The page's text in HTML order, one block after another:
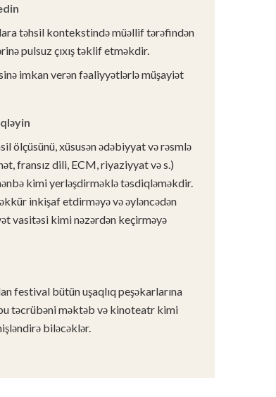
təhsil kontekstində müəllif tərəfindən
pulsuz çıxış təklif etməkdir.
imkan verən fəaliyyətlərlə müşayiət
ölçüsünü, xüsusən ədəbiyyat və rəsmlə
fransız dili, ECM, riyaziyyat və s.)
kimi yerləşdirməklə təsdiqləməkdir.
inkişaf etdirməyə və əyləncədən
vasitəsi kimi nəzərdən keçirməyə
festival bütün uşaqlıq peşəkarlarına
təcrübəni məktəb və kinoteatr kimi
biləcəklər.